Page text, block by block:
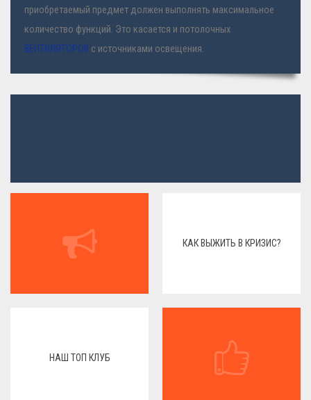
приобретаемый предмет должен выполнять максимальное
количество функций. Это касается и потолочных
ВЕНТИЛЯТОРОВ с источниками освещения.
КАК ВЫЖИТЬ В КРИЗИС?
НАШ ТОП КЛУБ